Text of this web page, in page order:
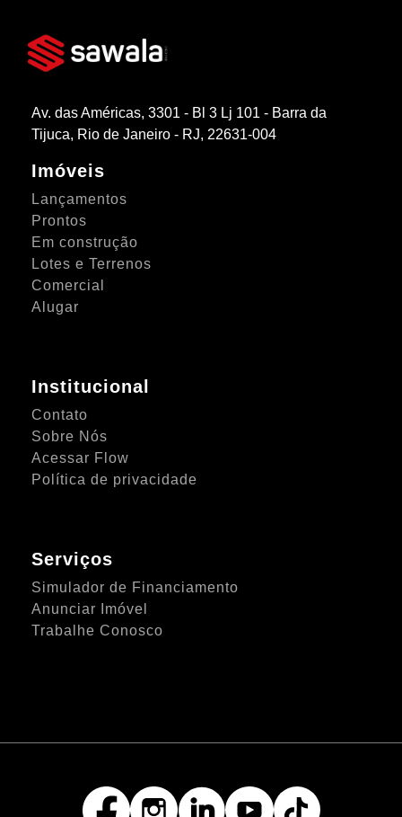
Av. das Américas, 3301 - Bl 3 Lj 101 - Barra da
Tijuca, Rio de Janeiro - RJ, 22631-004
Imóveis
Lançamentos
Prontos
Em construção
Lotes e Terrenos
Comercial
Alugar
Institucional
Contato
Sobre Nós
Acessar Flow
Política de privacidade
Serviços
Simulador de Financiamento
Anunciar Imóvel
Trabalhe Conosco